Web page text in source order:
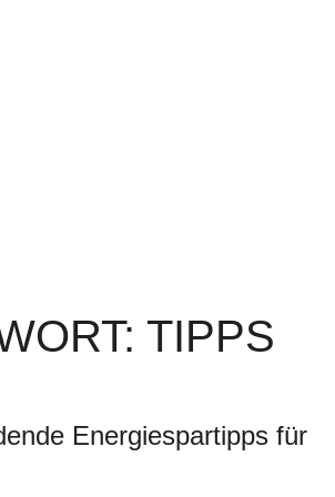
TIPPS
Energiespartipps für